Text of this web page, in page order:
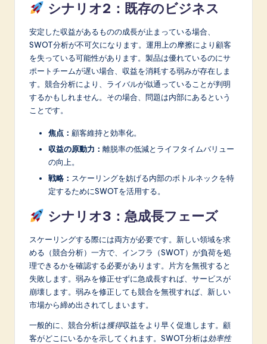
シナリオ2：既存のビジネス
安定した収益があるものの成長が止まっている場合、
SWOT分析が不可欠になります。運用上の摩擦により顧客
を失っている可能性があります。製品は優れているのにサ
ポートチームが遅い場合、収益を消耗する弱みが存在しま
す。競合分析により、ライバルが似通っていることが判明
するかもしれません。その場合、問題は内部にあるという
ことです。
焦点： 顧客維持と効率化。
収益の原動力： 離脱率の低減とライフタイムバリュー
の向上。
戦略： スケーリングを妨げる内部のボトルネックを特
定するためにSWOTを活用する。
シナリオ3：急成長フェーズ
スケーリングする際には両方が必要です。新しい領域を求
める（競合分析）一方で、インフラ（SWOT）が負荷を処
理できるかを確認する必要があります。片方を無視すると
失敗します。弱みを修正せずに急成長すれば、サービスが
崩壊します。弱みを修正しても競合を無視すれば、新しい
市場から締め出されてしまいます。
一般的に、競合分析は獲得収益をより早く促進します。顧
客がどこにいるかを示してくれます。SWOT分析は効率性